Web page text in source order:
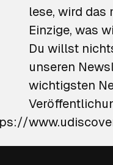
lese, wird das
Einzige, was
Du willst
unseren
wichtigsten